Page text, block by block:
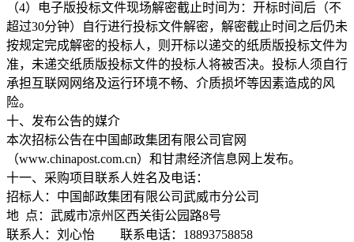
（4）电子版投标文件现场解密截止时间为：开标时间后（不
超过30分钟）自行进行投标文件解密，解密截止时间之后仍未
按规定完成解密的投标人，则开标以递交的纸质版投标文件为
准，未递交纸质版投标文件的投标人将被否决。投标人须自行
承担互联网网络及运行环境不畅、介质损坏等因素造成的风
险。
十、发布公告的媒介
本次招标公告在中国邮政集团有限公司官网
（www.chinapost.com.cn）和甘肃经济信息网上发布。
十一、采购项目联系人姓名及电话：
招标人：中国邮政集团有限公司武威市分公司
地 点：武威市凉州区西关街公园路8号
联系人：刘心怡 联系电话：18893758858